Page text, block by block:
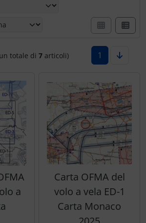
totale di 7 articoli) 1
a
Carta OFMA del
volo a vela ED-1
Carta Monaco
e di protezione
co.